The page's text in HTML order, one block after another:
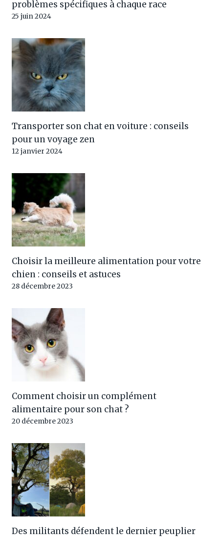
problèmes spécifiques à chaque race
25 juin 2024
Transporter son chat en voiture : conseils
pour un voyage zen
12 janvier 2024
Choisir la meilleure alimentation pour votre
chien : conseils et astuces
28 décembre 2023
Comment choisir un complément
alimentaire pour son chat ?
20 décembre 2023
Des militants défendent le dernier peuplier